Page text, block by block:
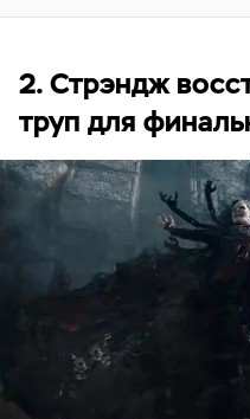
2. Стрэндж
труп для